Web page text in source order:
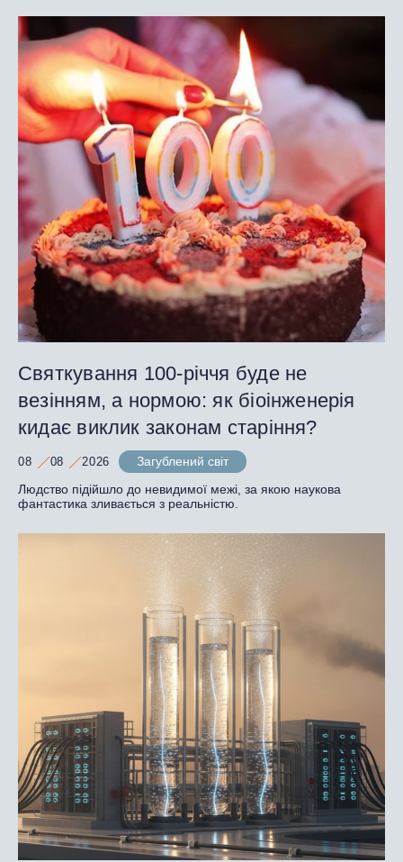
Святкування 100-річчя буде не
везінням, а нормою: як біоінженерія
кидає виклик законам старіння?
08 08 2026
Загублений світ
Людство підійшло до невидимої межі, за якою наукова
фантастика зливається з реальністю.